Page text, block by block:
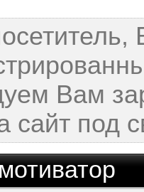
Вам
сайт под